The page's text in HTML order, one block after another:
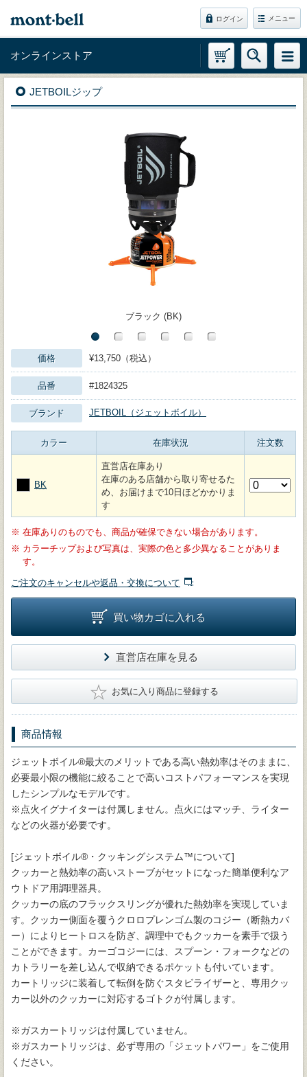
ログイン メニュー
オンラインストア
JETBOILジップ
ブラック (BK)
価格 ¥13,750（税込）
品番 #1824325
ブランド JETBOIL（ジェットボイル）
カラー 在庫状況 注文数
BK
直営店在庫あり
在庫のある店舗から取り寄せるた
め、お届けまで10日ほどかかりま
す
※ 在庫ありのものでも、商品が確保できない場合があります。
※ カラーチップおよび写真は、実際の色と多少異なることがありま
す。
ご注文のキャンセルや返品・交換について
買い物カゴに入れる
直営店在庫を見る
★ お気に入り商品に登録する
商品情報
ジェットボイル®最大のメリットである高い熱効率はそのままに、
必要最小限の機能に絞ることで高いコストパフォーマンスを実現
したシンプルなモデルです。
※点火イグナイターは付属しません。点火にはマッチ、ライター
などの火器が必要です。
[ジェットボイル®・クッキングシステム™について]
クッカーと熱効率の高いストーブがセットになった簡単便利なア
ウトドア用調理器具。
クッカーの底のフラックスリングが優れた熱効率を実現していま
す。クッカー側面を覆うクロロプレンゴム製のコジー（断熱カバ
ー）によりヒートロスを防ぎ、調理中でもクッカーを素手で扱う
ことができます。カーゴコジーには、スプーン・フォークなどの
カトラリーを差し込んで収納できるポケットも付いています。
カートリッジに装着して転倒を防ぐスタビライザーと、専用クッ
カー以外のクッカーに対応するゴトクが付属します。
※ガスカートリッジは付属していません。
※ガスカートリッジは、必ず専用の「ジェットパワー」をご使用
ください。